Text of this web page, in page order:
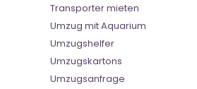
Transporter mieten
Umzug mit Aquarium
Umzugshelfer
Umzugskartons
Umzugsanfrage